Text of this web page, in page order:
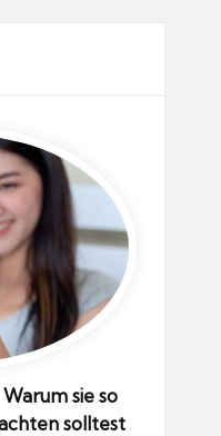
sie so
solltest